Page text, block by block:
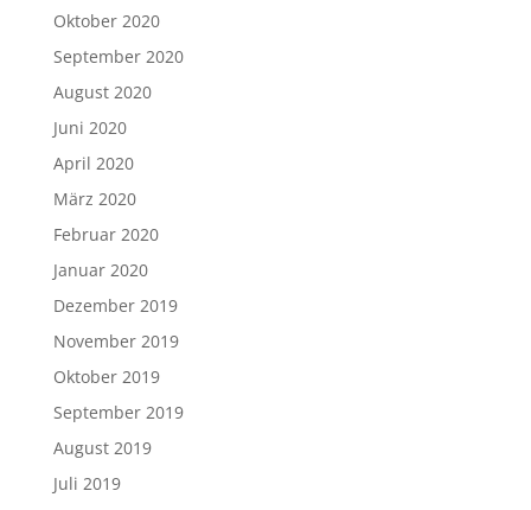
Oktober 2020
September 2020
August 2020
Juni 2020
April 2020
März 2020
Februar 2020
Januar 2020
Dezember 2019
November 2019
Oktober 2019
September 2019
August 2019
Juli 2019